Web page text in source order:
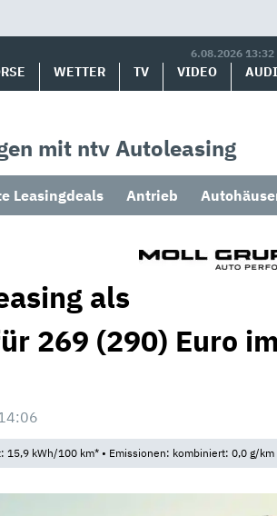
6.08.2026
WETTER TV VIDEO
mit ntv Autoleasing
Leasingdeals Antrieb
als
269 (290) Euro im
15,9 kWh/100 km* • Emissionen: kombiniert: 0,0 g/km